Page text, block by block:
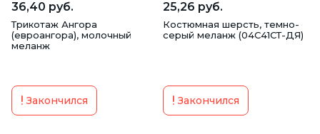
36,40 руб.
Трикотаж Ангора
(евроангора), молочный
меланж
Закончился
25,26 руб.
Костюмная шерсть, темно-
серый меланж (04С41СТ-ДЯ)
Закончился